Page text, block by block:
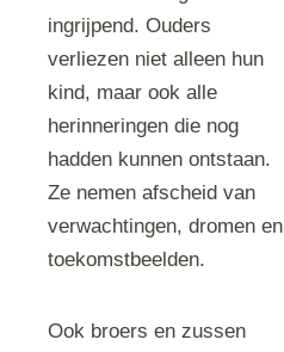
ingrijpend. Ouders
verliezen niet alleen hun
kind, maar ook alle
herinneringen die nog
hadden kunnen ontstaan.
Ze nemen afscheid van
verwachtingen, dromen en
toekomstbeelden.
Ook broers en zussen